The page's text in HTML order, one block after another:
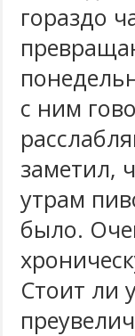
гораздо
с ним
заметил,
утрам
было.
Стоит ли